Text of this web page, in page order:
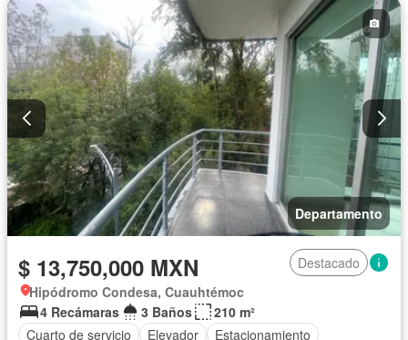
Departamento
$ 13,750,000 MXN
Destacado
Hipódromo Condesa, Cuauhtémoc
4 Recámaras
3 Baños
210 m²
Cuarto de servicio
Elevador
Estacionamiento